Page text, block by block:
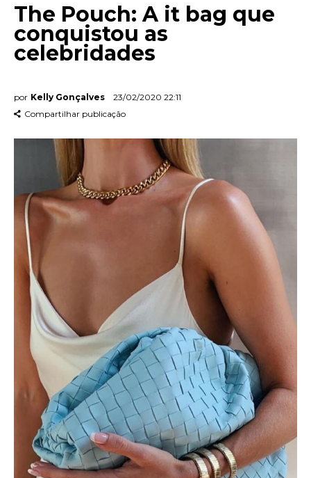
Contato
The Pouch: A it bag que
conquistou as
celebridades
por Kelly Gonçalves
23/02/2020 22:11
Compartilhar publicação